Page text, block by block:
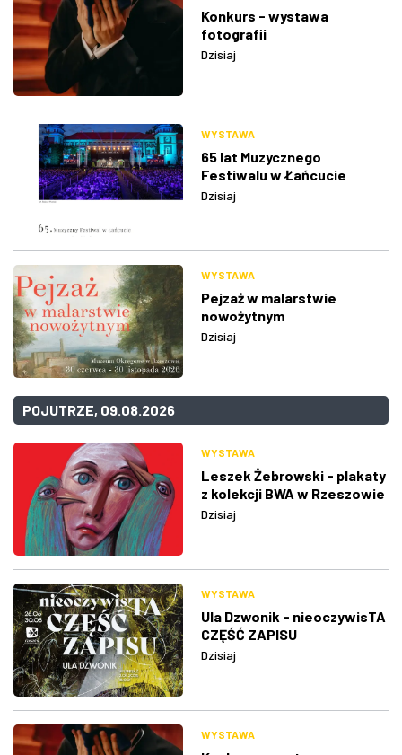
Konkurs - wystawa
fotografii
Dzisiaj
WYSTAWA
65 lat Muzycznego
Festiwalu w Łańcucie
Dzisiaj
WYSTAWA
Pejzaż w malarstwie
nowożytnym
Dzisiaj
POJUTRZE, 09.08.2026
WYSTAWA
Leszek Żebrowski - plakaty
z kolekcji BWA w Rzeszowie
Dzisiaj
WYSTAWA
Ula Dzwonik - nieoczywisTA
CZĘŚĆ ZAPISU
Dzisiaj
WYSTAWA